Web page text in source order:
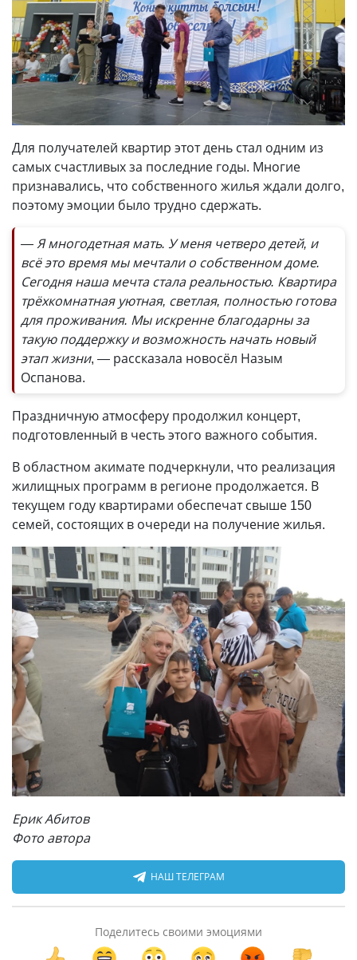
Для получателей квартир этот день стал одним из
самых счастливых за последние годы. Многие
признавались, что собственного жилья ждали долго,
поэтому эмоции было трудно сдержать.
— Я многодетная мать. У меня четверо детей, и
всё это время мы мечтали о собственном доме.
Сегодня наша мечта стала реальностью. Квартира
трёхкомнатная уютная, светлая, полностью готова
для проживания. Мы искренне благодарны за
такую поддержку и возможность начать новый
этап жизни, — рассказала новосёл Назым
Оспанова.
Праздничную атмосферу продолжил концерт,
подготовленный в честь этого важного события.
В областном акимате подчеркнули, что реализация
жилищных программ в регионе продолжается. В
текущем году квартирами обеспечат свыше 150
семей, состоящих в очереди на получение жилья.
Ерик Абитов
Фото автора
НАШ ТЕЛЕГРАМ
Поделитесь своими эмоциями